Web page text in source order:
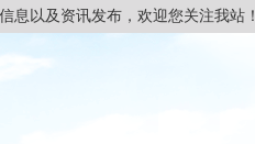
息以及资讯发布，欢迎您关注我站！